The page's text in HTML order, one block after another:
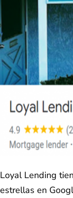
Loyal Lending
estrellas en